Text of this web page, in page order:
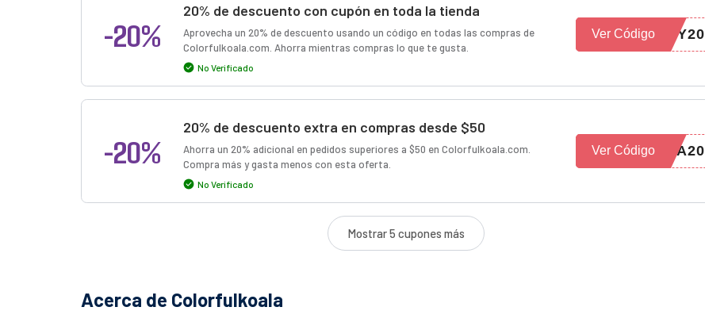
-20%
20% de descuento con cupón en toda la tienda
Aprovecha un 20% de descuento usando un código en todas las compras de
Colorfulkoala.com. Ahorra mientras compras lo que te gusta.
No Verificado
EY20
Ver Código
-20%
20% de descuento extra en compras desde $50
Ahorra un 20% adicional en pedidos superiores a $50 en Colorfulkoala.com.
Compra más y gasta menos con esta oferta.
No Verificado
HA20
Ver Código
Mostrar 5 cupones más
Acerca de Colorfulkoala